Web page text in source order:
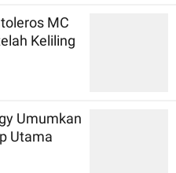
MC
Keliling
Umumkan
Utama